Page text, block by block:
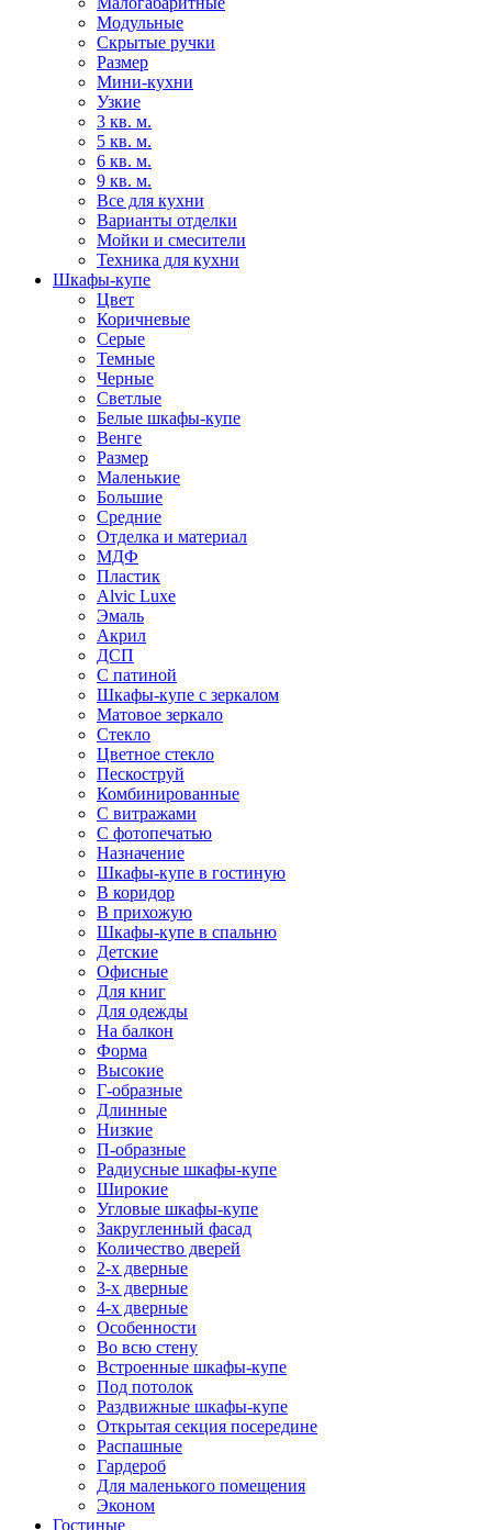
Модульные
Скрытые ручки
Размер
Мини-кухни
Узкие
3 кв. м.
5 кв. м.
6 кв. м.
9 кв. м.
Все для кухни
Варианты отделки
Мойки и смесители
Техника для кухни
Шкафы-купе
Цвет
Коричневые
Серые
Темные
Черные
Светлые
Белые шкафы-купе
Венге
Размер
Маленькие
Большие
Средние
Отделка и материал
МДФ
Пластик
Alvic Luxe
Эмаль
Акрил
ДСП
С патиной
Шкафы-купе с зеркалом
Матовое зеркало
Стекло
Цветное стекло
Пескоструй
Комбинированные
С витражами
С фотопечатью
Назначение
Шкафы-купе в гостиную
В коридор
В прихожую
Шкафы-купе в спальню
Детские
Офисные
Для книг
Для одежды
На балкон
Форма
Высокие
Г-образные
Длинные
Низкие
П-образные
Радиусные шкафы-купе
Широкие
Угловые шкафы-купе
Закругленный фасад
Количество дверей
2-х дверные
3-х дверные
4-х дверные
Особенности
Во всю стену
Встроенные шкафы-купе
Под потолок
Раздвижные шкафы-купе
Открытая секция посередине
Распашные
Гардероб
Для маленького помещения
Эконом
Гостиные